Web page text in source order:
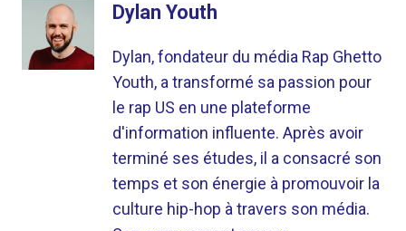
Dylan Youth
Dylan, fondateur du média Rap Ghetto
Youth, a transformé sa passion pour
le rap US en une plateforme
d'information influente. Après avoir
terminé ses études, il a consacré son
temps et son énergie à promouvoir la
culture hip-hop à travers son média.